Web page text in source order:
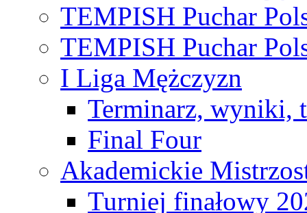
TEMPISH Puchar
TEMPISH Puchar
I Liga Mężczyzn
Terminarz, wyniki,
Final Four
Akademickie
Turniej finałowy